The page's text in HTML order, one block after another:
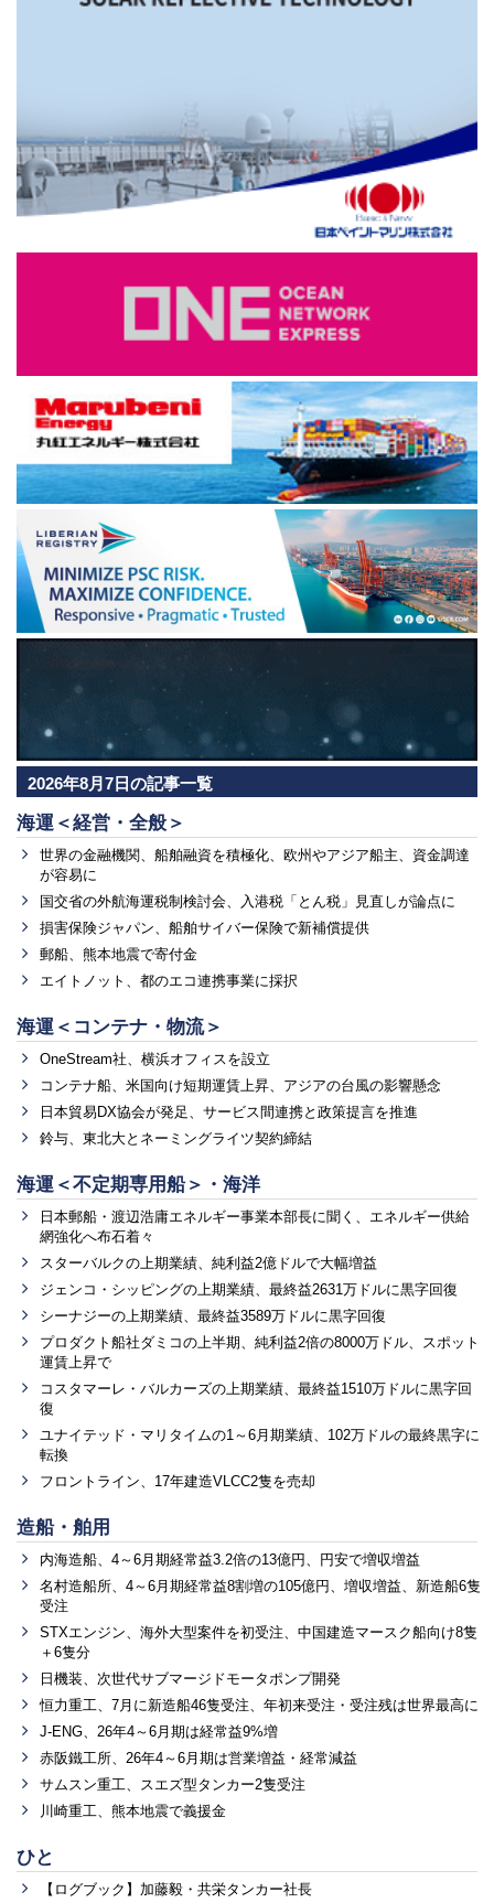
2026年8月7日の記事一覧
海運＜経営・全般＞
世界の金融機関、船舶融資を積極化、欧州やアジア船主、資金調達
が容易に
国交省の外航海運税制検討会、入港税「とん税」見直しが論点に
損害保険ジャパン、船舶サイバー保険で新補償提供
郵船、熊本地震で寄付金
エイトノット、都のエコ連携事業に採択
海運＜コンテナ・物流＞
OneStream社、横浜オフィスを設立
コンテナ船、米国向け短期運賃上昇、アジアの台風の影響懸念
日本貿易DX協会が発足、サービス間連携と政策提言を推進
鈴与、東北大とネーミングライツ契約締結
海運＜不定期専用船＞・海洋
日本郵船・渡辺浩庸エネルギー事業本部長に聞く、エネルギー供給
網強化へ布石着々
スターバルクの上期業績、純利益2億ドルで大幅増益
ジェンコ・シッピングの上期業績、最終益2631万ドルに黒字回復
シーナジーの上期業績、最終益3589万ドルに黒字回復
プロダクト船社ダミコの上半期、純利益2倍の8000万ドル、スポット
運賃上昇で
コスタマーレ・バルカーズの上期業績、最終益1510万ドルに黒字回
復
ユナイテッド・マリタイムの1～6月期業績、102万ドルの最終黒字に
転換
フロントライン、17年建造VLCC2隻を売却
造船・舶用
内海造船、4～6月期経常益3.2倍の13億円、円安で増収増益
名村造船所、4～6月期経常益8割増の105億円、増収増益、新造船6隻
受注
STXエンジン、海外大型案件を初受注、中国建造マースク船向け8隻
＋6隻分
日機装、次世代サブマージドモータポンプ開発
恒力重工、7月に新造船46隻受注、年初来受注・受注残は世界最高に
J-ENG、26年4～6月期は経常益9%増
赤阪鐵工所、26年4～6月期は営業増益・経常減益
サムスン重工、スエズ型タンカー2隻受注
川崎重工、熊本地震で義援金
ひと
【ログブック】加藤毅・共栄タンカー社長